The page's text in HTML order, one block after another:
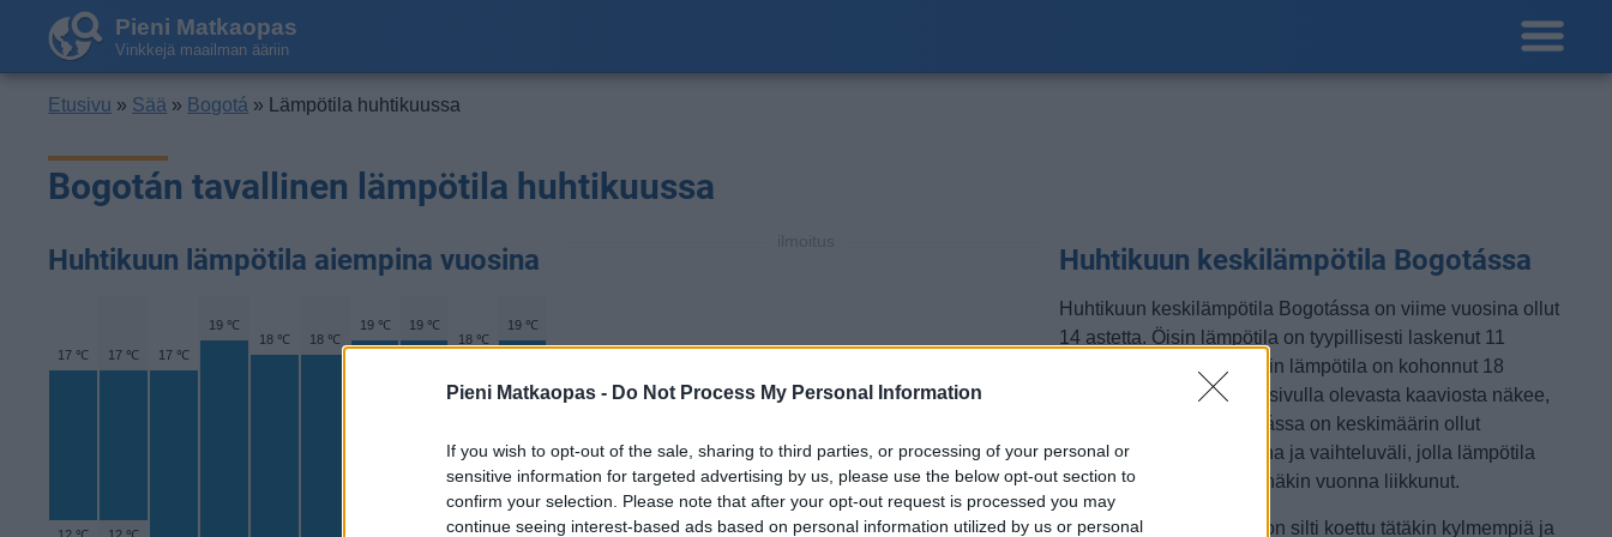
Pieni Matkaopas - Do Not Process My Personal Information
If you wish to opt-out of the sale, sharing to third parties, or processing of your personal or
sensitive information for targeted advertising by us, please use the below opt-out section to
confirm your selection. Please note that after your opt-out request is processed you may
continue seeing interest-based ads based on personal information utilized by us or personal
Pieni Matkaopas
Vinkkejä maailman ääriin
Etusivu » Sää » Bogotá » Lämpötila huhtikuussa
Bogotán tavallinen lämpötila huhtikuussa
Huhtikuun lämpötila aiempina vuosina
17 ℃ 17 ℃ 17 ℃
19 ℃
18 ℃ 18 ℃
19 ℃ 19 ℃
18 ℃
19 ℃
Huhtikuun keskilämpötila Bogotássa
Huhtikuun keskilämpötila Bogotássa on viime vuosina ollut
14 astetta. Öisin lämpötila on tyypillisesti laskenut 11
asteen tienoille, ja päivisin lämpötila on kohonnut 18
asteen tuntumaan. Tällä sivulla olevasta kaaviosta näkee,
miten lämmin sää Bogotássa on keskimäärin ollut
huhtikuussa viime vuosina ja vaihteluväli, jolla lämpötila
tavallisina päivinä on minäkin vuonna liikkunut.
Hetkellisesti Bogotássa on silti koettu tätäkin kylmempiä ja